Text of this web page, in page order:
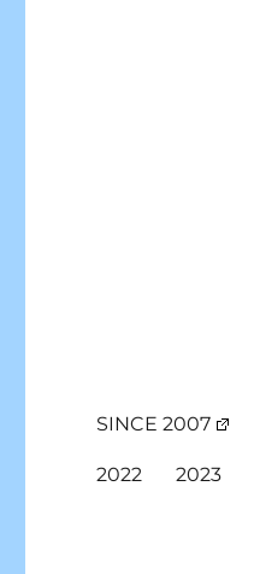
SINCE 2007
2022 2023